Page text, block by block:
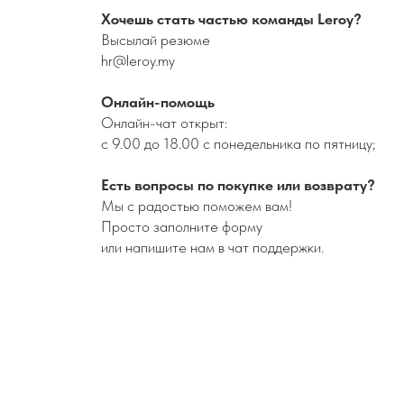
Хочешь стать частью команды Leroy?
Высылай резюме
hr@leroy.my
Онлайн-помощь
Онлайн-чат открыт:
с 9.00 до 18.00 с понедельника по пятницу;
Есть вопросы по покупке или возврату?
Мы с радостью поможем вам!
Просто заполните форму
или напишите нам в чат поддержки.